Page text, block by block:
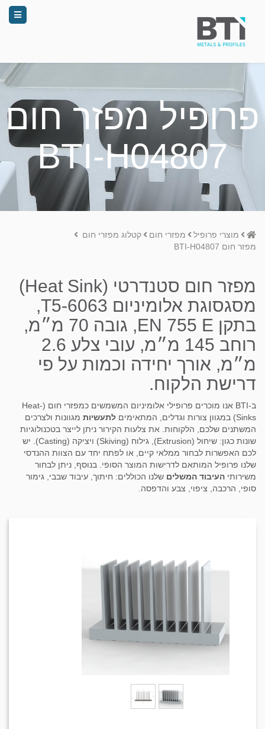
פרופיל מפזר חום
BTI-H04807
Homeמוצרי פרופיל מפזרי חום
קטלוג מפזרי חום
מפזר חום BTI-H04807
מפזר חום סטנדרטי (Heat Sink)
מסגסוגת אלומיניום T5-6063,
בתקן EN 755 E, גובה 70 מ״מ,
רוחב 145 מ״מ, עובי צלע 2.6
מ״מ, אורך יחידה וכמות על פי
דרישת הלקוח.
ב-BTI אנו מוכרים פרופילי אלומיניום המשמשים כמפזרי חום (Heat-
Sinks) במגוון צורות וגדלים, המתאימים
לתעשיות מגוונות ולצרכים
המשתנים שלכם, הלקוחות. את צלעות הקירור ניתן לייצר בטכנולוגיות
שונות כגון: שיחול (Extrusion), גילוח (Skiving) ויציקה (Casting). יש
לכם האפשרות לבחור ממלאי קיים, או לפתח יחד עם הצוות ההנדסי
שלנו פרופיל המותאם לדרישות המוצר הסופי. בנוסף, ניתן לבחור
משירותי העיבוד המשלים שלנו הכוללים: חיתוך, עיבוד שבבי, גימור
סופי, הרכבה, ציפוי, צבע והדפסה.